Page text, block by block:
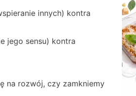
innych) kontra
jego sensu) kontra
na rozwój, czy zamkniemy